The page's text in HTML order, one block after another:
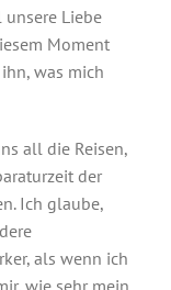
Liebe
Moment
was mich
all die Reisen,
der
Ich glaube,
als wenn ich
wie sehr mein